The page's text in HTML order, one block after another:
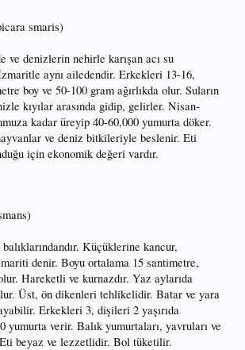
smaris)
ve denizlerin nehirle karışan acı su
aynı ailedendir. Erkekleri 13-16,
boy ve 50-100 gram ağırlıkda olur. Suların
kıyılar arasında gidip, gelirler. Nisan-
kadar üreyip 40-60,000 yumurta döker.
ve deniz bitkileriyle beslenir. Eti
için ekonomik değeri vardır.
Küçüklerine kancur,
denir. Boyu ortalama 15 santimetre,
Hareketli ve kurnazdır. Yaz aylarıda
Üst, ön dikenleri tehlikelidir. Batar ve yara
Erkekleri 3, dişileri 2 yaşırıda
yumurta verir. Balık yumurtaları, yavruları ve
beyaz ve lezzetlidir. Bol tüketilir.